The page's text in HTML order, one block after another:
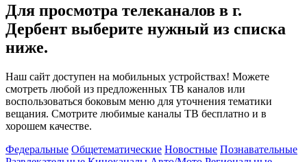
Для просмотра телеканалов в г.
Дербент выберите нужный из списка
ниже.
Наш сайт доступен на мобильных устройствах! Можете
смотреть любой из предложенных ТВ каналов или
воспользоваться боковым меню для уточнения тематики
вещания. Смотрите любимые каналы ТВ бесплатно и в
хорошем качестве.
Федеральные Общетематические Новостные Познавательные